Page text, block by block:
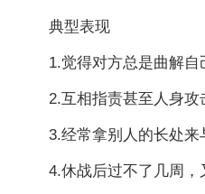
典型表现
1.觉得对方总是曲解自
2.互相指责甚至人身攻
3.经常拿别人的长处来
4.休战后过不了几周，